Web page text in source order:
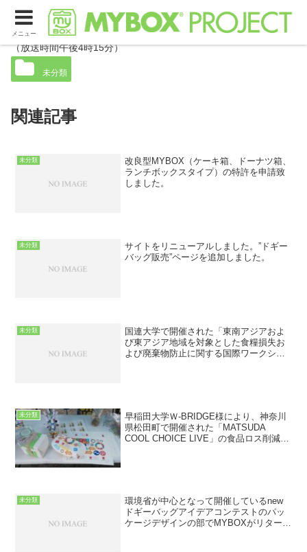
TOKYO FMよんぱち 48hoursでマイボックスが紹介されました。
（放送時間午後4時15分）
未分類
関連記事
未分類
改良型MYBOX（ケーキ箱、ドーナツ箱、
ランチボックスタイプ）の特許を申請致
しました。
未分類
サイトをリニューアルしました。”ドギー
バッグ販売”ページを追加しました。
未分類
国連大学で開催された「東南アジアおよ
び東アジア地域を対象とした食糧損失お
よび廃棄物防止に関する国際ワークショ
未分類
早稲田大学Ｗ-BRIDGE様により、神奈川
県松田町で開催された「MATSUDA
COOL CHOICE LIVE」の食品ロス削減の
未分類
環境省が中心となって開催しているnew
ドギーバッグアイデアコンテストのパッ
ケージデザインの部でMYBOXがリターナ
メニュー